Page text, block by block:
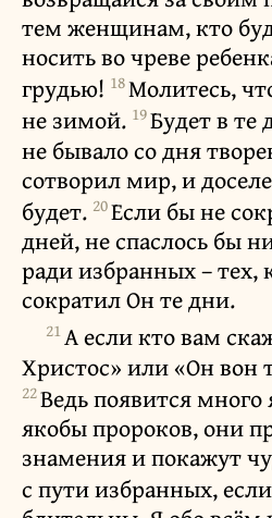
тем женщинам, кто
носить во чреве
грудью! 18Молитесь,
не зимой. 19Будет в те
не бывало со дня
сотворил мир, и
будет. 20Если бы не
дней, не спаслось бы
ради избранных – тех,
сократил Он те дни.
21А если кто вам
Христос» или «Он вон
22Ведь появится
якобы пророков, они
знамения и покажут
с пути избранных,